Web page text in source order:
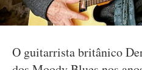
O guitarrista britânico